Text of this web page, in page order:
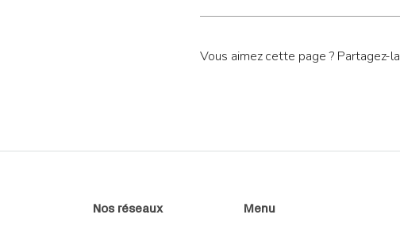
Vous aimez cette page ? Partagez-la
Nos réseaux Menu